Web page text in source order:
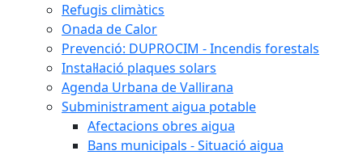
Refugis climàtics
Onada de Calor
Prevenció: DUPROCIM - Incendis forestals
Instal·lació plaques solars
Agenda Urbana de Vallirana
Subministrament aigua potable
Afectacions obres aigua
Bans municipals - Situació aigua